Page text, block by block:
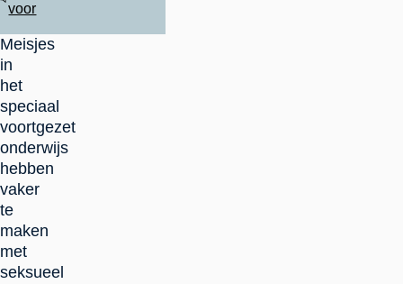
voor
Meisjes
in
het
speciaal
voortgezet
onderwijs
hebben
vaker
te
maken
met
seksueel